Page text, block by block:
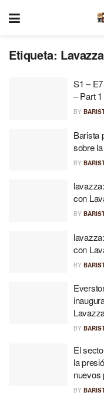
Etiqueta: Lavazza
S1 –
– Part 1
BY
Barista
sobre
BY
con
BY
con
BY
BY
El
la
nuevos
BY